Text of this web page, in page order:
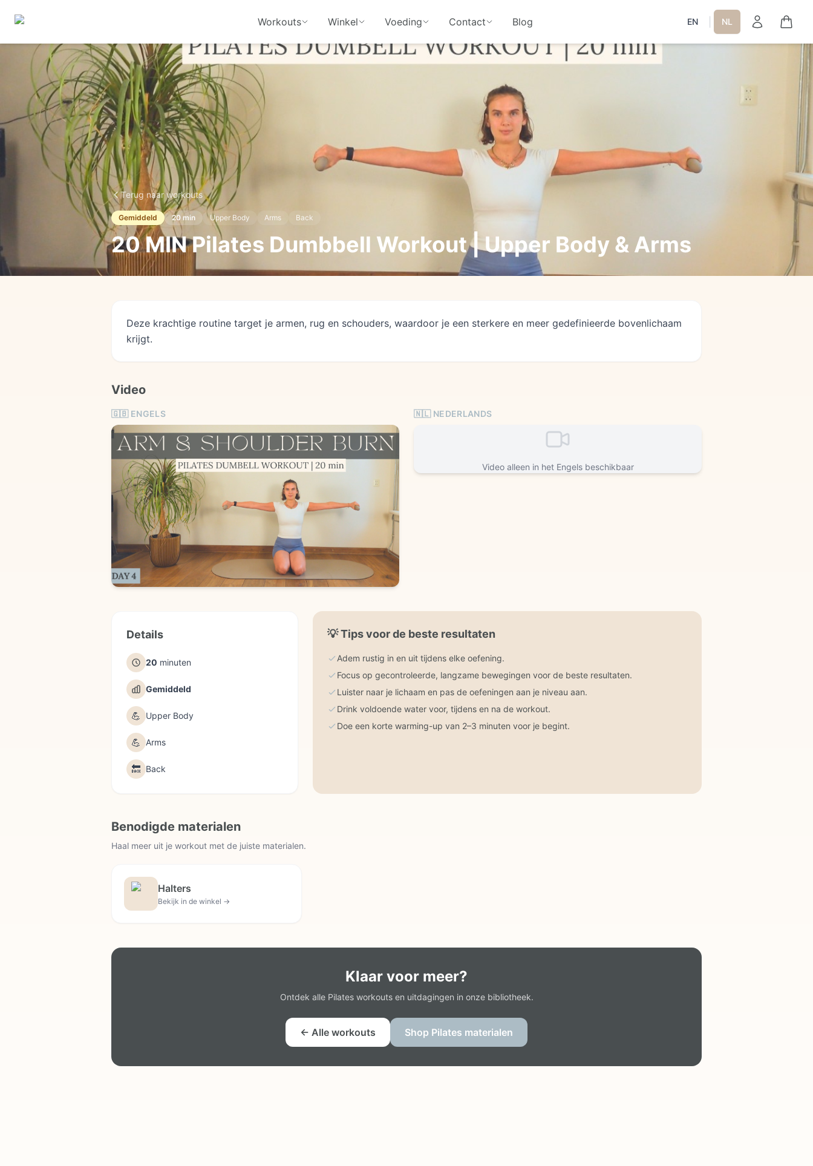
Workouts Winkel Voeding Contact Blog EN NL
Terug naar workouts
Gemiddeld 20 min Upper Body Arms Back
20 MIN Pilates Dumbbell Workout | Upper Body & Arms
Deze krachtige routine target je armen, rug en schouders, waardoor je een sterkere en meer gedefinieerde bovenlichaam
krijgt.
Video
🇬🇧 ENGELS 🇳🇱 NEDERLANDS
Video alleen in het Engels beschikbaar
Details
20 minuten
Gemiddeld
💪 Upper Body
💪 Arms
🔙 Back
💡Tips voor de beste resultaten
Adem rustig in en uit tijdens elke oefening.
Focus op gecontroleerde, langzame bewegingen voor de beste resultaten.
Luister naar je lichaam en pas de oefeningen aan je niveau aan.
Drink voldoende water voor, tijdens en na de workout.
Doe een korte warming-up van 2–3 minuten voor je begint.
Benodigde materialen
Haal meer uit je workout met de juiste materialen.
Halters
Bekijk in de winkel →
Klaar voor meer?
Ontdek alle Pilates workouts en uitdagingen in onze bibliotheek.
← Alle workouts Shop Pilates materialen